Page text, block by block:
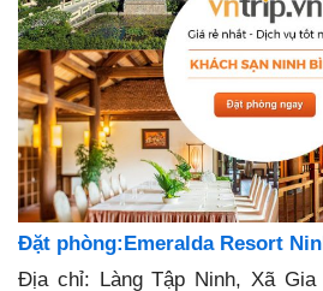
Đặt phòng:Emeralda Resort
Địa chỉ: Làng Tập Ninh, Xã Gia